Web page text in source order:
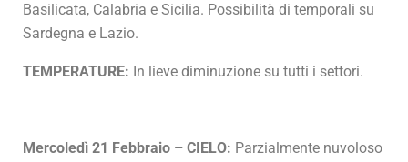
Basilicata, Calabria e Sicilia. Possibilità di temporali su
Sardegna e Lazio.
TEMPERATURE: In lieve diminuzione su tutti i settori.
Mercoledì 21 Febbraio – CIELO: Parzialmente nuvoloso